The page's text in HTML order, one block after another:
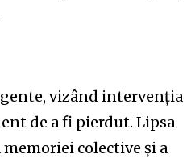
vizând intervenția
de a fi pierdut. Lipsa
colective și a